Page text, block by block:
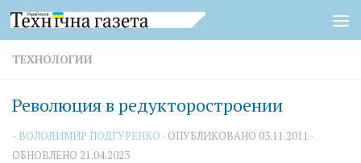
Перейти к содержимому
ТЕХНОЛОГИИ
Революция в редукторостроении
- ВОЛОДИМИР ПОДГУРЕНКО · ОПУБЛИКОВАНО 03.11.2011 ·
ОБНОВЛЕНО 21.04.2023